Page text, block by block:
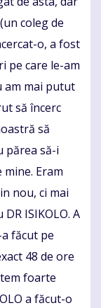
coleg de
o, a fost
pe care le-am
am mai putut
să încerc
să
părea să-i
Eram
nou, ci mai
ISIKOLO. A
făcut pe
48 de ore
foarte
a făcut-o